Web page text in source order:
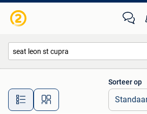
Alle afstanden…
Sorteer op